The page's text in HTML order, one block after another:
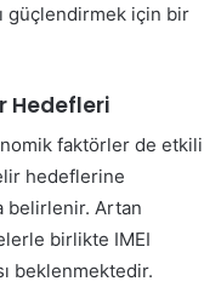
güçlendirmek için bir
Hedefleri
faktörler de etkili
hedeflerine
belirlenir. Artan
birlikte IMEI
beklenmektedir.